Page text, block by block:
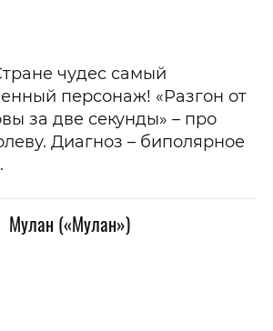
чудес самый
персонаж! «Разгон от
за две секунды» – про
Диагноз – биполярное
Мулан («Мулан»)